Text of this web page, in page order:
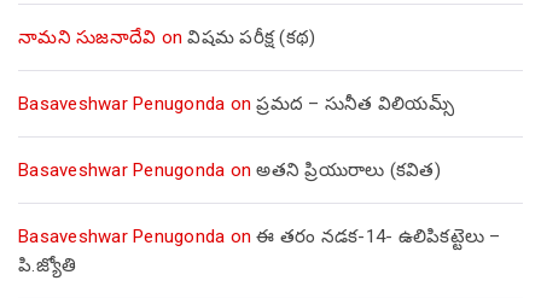
నామని సుజనాదేవి onవిషమ పరీక్ష (క‌థ‌)
Basaveshwar Penugonda onప్రమద – సునీత విలియమ్స్
Basaveshwar Penugonda onఅతని ప్రియురాలు (కవిత)
Basaveshwar Penugonda onఈ తరం నడక-14- ఉలిపికట్టెలు –
పి.జ్యోతి